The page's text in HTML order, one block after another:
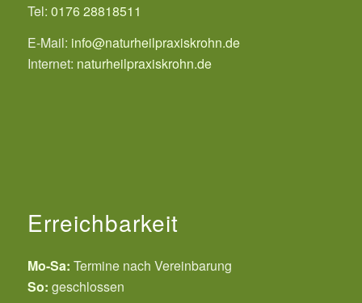
Tel: 0176 28818511
E-Mail: info@naturheilpraxiskrohn.de
Internet: naturheilpraxiskrohn.de
Erreichbarkeit
Mo-Sa: Termine nach Vereinbarung
So: geschlossen